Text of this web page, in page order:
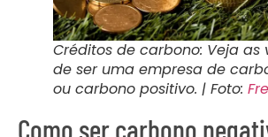
Créditos de carbono: Veja as
de ser uma empresa de
ou carbono positivo. | Foto:
Como ser carbono